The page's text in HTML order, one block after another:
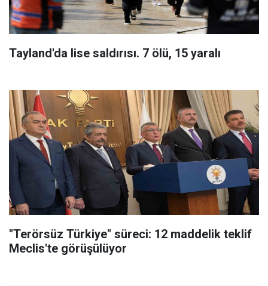
Tayland'da lise saldırısı. 7 ölü, 15 yaralı
"Terörsüz Türkiye" süreci: 12 maddelik teklif
Meclis'te görüşülüyor